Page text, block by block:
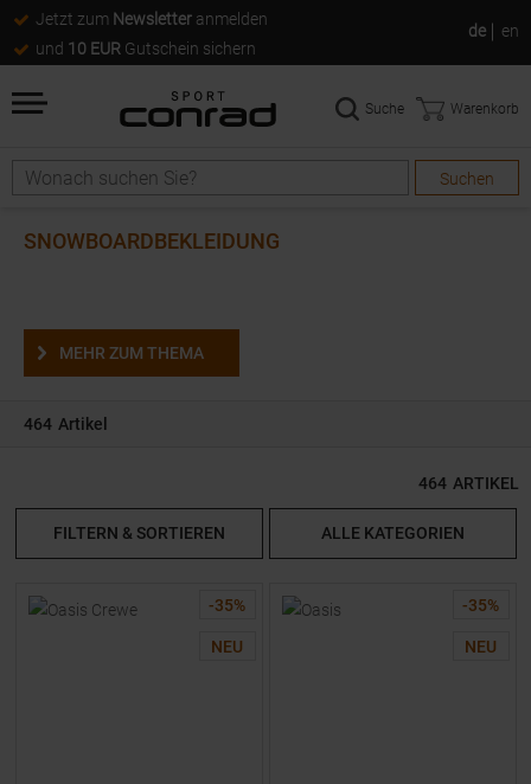
Jetzt zum Newsletter anmelden
und 10 EUR Gutschein sichern
de en
Suche
Suchen
Suche Warenkorb
SNOWBOARDBEKLEIDUNG
MEHR ZUM THEMA
464 Artikel
464 ARTIKEL
FILTERN & SORTIEREN ALLE KATEGORIEN
-35%
NEU
-35%
NEU